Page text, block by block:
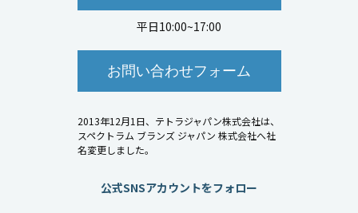
平日10:00~17:00
お問い合わせフォーム
2013年12月1日、テトラジャパン株式会社は、
スペクトラム ブランズ ジャパン 株式会社へ社
名変更しました。
公式SNSアカウントをフォロー